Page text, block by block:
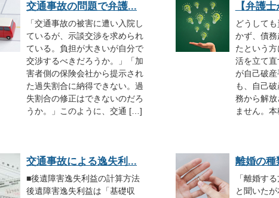
交通事故の問題で弁護...
「交通事故の被害に遭い入院し
ているが、示談交渉を求められ
ている。負担が大きいが自分で
交渉するべきだろうか。」「加
害者側の保険会社から提示され
た過失割合に納得できない。過
失割合の修正はできないのだろ
うか。」このように、交通 […]
【弁護
どうして
かず、債
たという
活を立て
が自己破産
も、自己
務から解放
ません。
交通事故による逸失利...
■後遺障害逸失利益の計算方法
後遺障害逸失利益は「基礎収
離婚の種
「離婚す
と聞いたが